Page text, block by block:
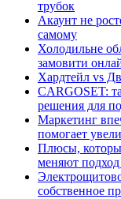
трубок
Акаунт не
самому
Холодильне
замовити
Хардтейл vs
CARGOSET:
решения для
Маркетинг
помогает
Плюсы,
меняют
собственное